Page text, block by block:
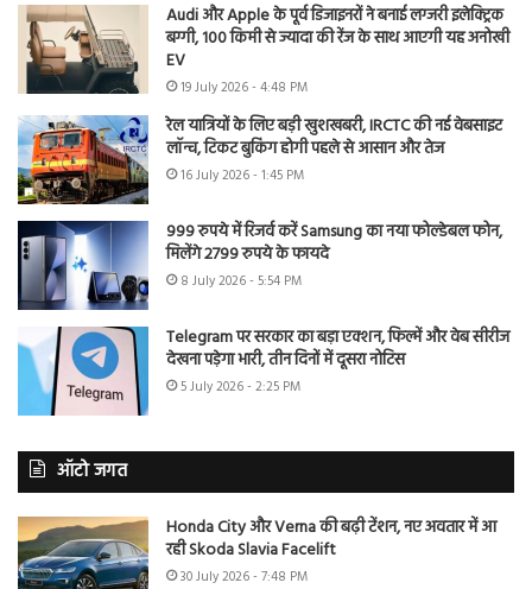
Audi और Apple के पूर्व डिजाइनरों ने बनाई लग्जरी इलेक्ट्रिक
बग्गी, 100 किमी से ज्यादा की रेंज के साथ आएगी यह अनोखी
EV
19 July 2026 - 4:48 PM
रेल यात्रियों के लिए बड़ी खुशखबरी, IRCTC की नई वेबसाइट
लॉन्च, टिकट बुकिंग होगी पहले से आसान और तेज
16 July 2026 - 1:45 PM
999 रुपये में रिजर्व करें Samsung का नया फोल्डेबल फोन,
मिलेंगे 2799 रुपये के फायदे
8 July 2026 - 5:54 PM
Telegram पर सरकार का बड़ा एक्शन, फिल्में और वेब सीरीज
देखना पड़ेगा भारी, तीन दिनों में दूसरा नोटिस
5 July 2026 - 2:25 PM
ऑटो जगत
Honda City और Verna की बढ़ी टेंशन, नए अवतार में आ
रही Skoda Slavia Facelift
30 July 2026 - 7:48 PM